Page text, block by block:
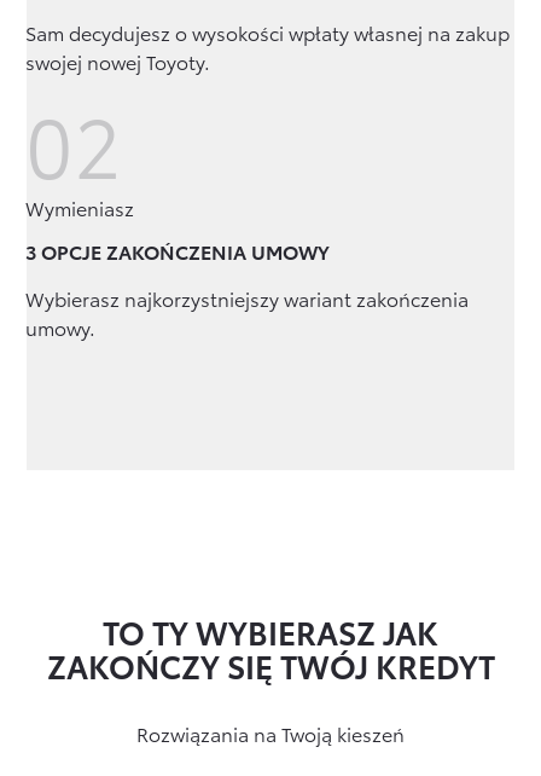
Sam decydujesz o wysokości wpłaty własnej na zakup
swojej nowej Toyoty.
Wymieniasz
3 OPCJE ZAKOŃCZENIA UMOWY
Wybierasz najkorzystniejszy wariant zakończenia
umowy.
TO TY WYBIERASZ JAK
ZAKOŃCZY SIĘ TWÓJ KREDYT
Rozwiązania na Twoją kieszeń